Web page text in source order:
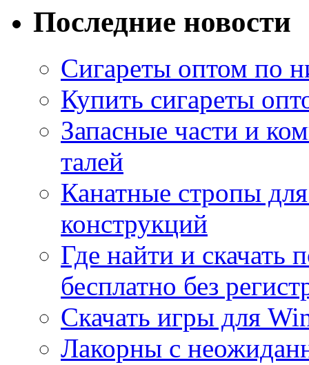
Последние новости
Сигареты оптом по
Купить сигареты
Запасные части и
талей
Канатные стропы
конструкций
Где найти и
бесплатно без
Скачать игры для
Лакорны с